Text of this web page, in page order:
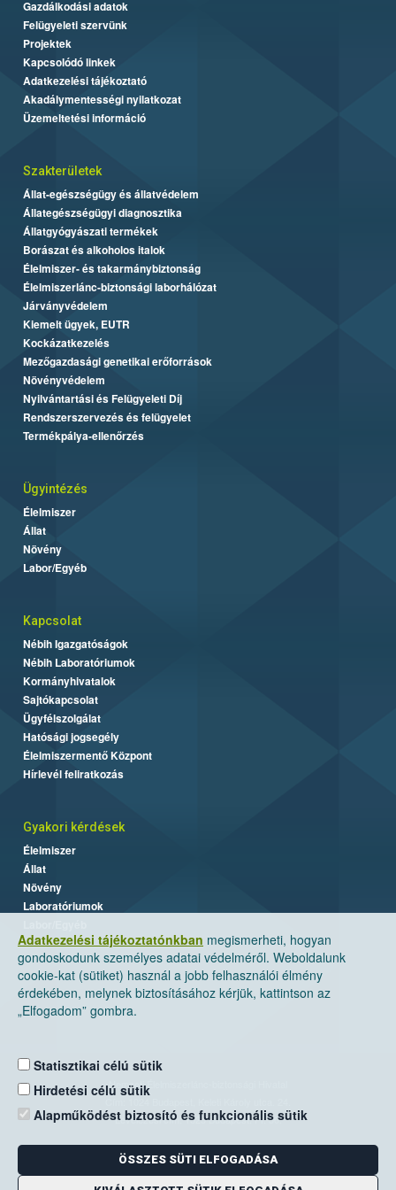
Adatkezelési tájékoztatónkban megismerheti, hogyan
gondoskodunk személyes adatai védelméről. Weboldalunk
cookie-kat (sütiket) használ a jobb felhasználói élmény
érdekében, melynek biztosításához kérjük, kattintson az
„Elfogadom” gombra.
Statisztikai célú sütik
Hirdetési célú sütik
Alapműködést biztosító és funkcionális sütik
ÖSSZES SÜTI ELFOGADÁSA
Gazdálkodási adatok
Felügyeleti szervünk
Projektek
Kapcsolódó linkek
Adatkezelési tájékoztató
Akadálymentességi nyilatkozat
Üzemeltetési információ
Szakterületek
Állat-egészségügy és állatvédelem
Állategészségügyi diagnosztika
Állatgyógyászati termékek
Borászat és alkoholos italok
Élelmiszer- és takarmánybiztonság
Élelmiszerlánc-biztonsági laborhálózat
Járványvédelem
Kiemelt ügyek, EUTR
Kockázatkezelés
Mezőgazdasági genetikai erőforrások
Növényvédelem
Nyilvántartási és Felügyeleti Díj
Rendszerszervezés és felügyelet
Termékpálya-ellenőrzés
Ügyintézés
Élelmiszer
Állat
Növény
Labor/Egyéb
Kapcsolat
Nébih Igazgatóságok
Nébih Laboratóriumok
Kormányhivatalok
Sajtókapcsolat
Ügyfélszolgálat
Hatósági jogsegély
Élelmiszermentő Központ
Hírlevél feliratkozás
Gyakori kérdések
Élelmiszer
Állat
Növény
Laboratóriumok
Nemzeti Élelmiszerlánc-biztonsági Hivatal
Levelezési cím: 1525 Budapest. Pf. 30.
E-mail:ugyfelszolgalat@nebih.gov.hu
Zöld szám: 06-80/263-244